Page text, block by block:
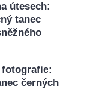
útesech:
tanec
fotografie:
černých